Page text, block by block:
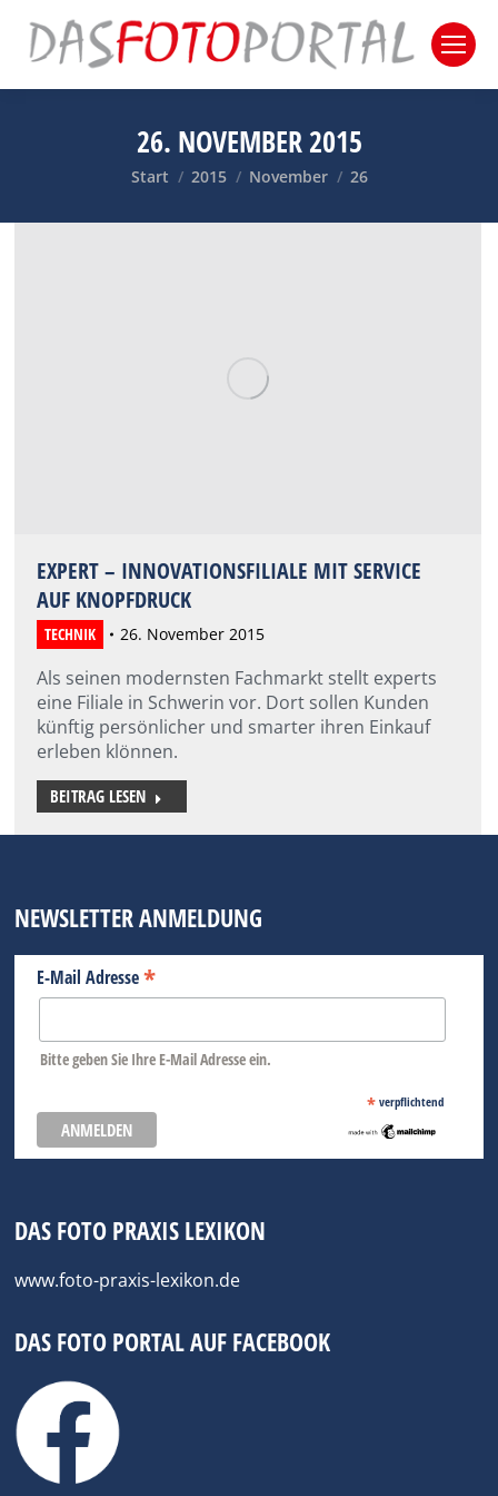
26. NOVEMBER 2015
Sie befinden sich hier:
Start 2015 November 26
EXPERT – INNOVATIONSFILIALE MIT SERVICE
AUF KNOPFDRUCK
TECHNIK 26. November 2015
Als seinen modernsten Fachmarkt stellt experts
eine Filiale in Schwerin vor. Dort sollen Kunden
künftig persönlicher und smarter ihren Einkauf
erleben klönnen.
BEITRAG LESEN
NEWSLETTER ANMELDUNG
E-Mail Adresse*
Bitte geben Sie Ihre E-Mail Adresse ein.
* verpflichtend
DAS FOTO PRAXIS LEXIKON
www.foto-praxis-lexikon.de
DAS FOTO PORTAL AUF FACEBOOK